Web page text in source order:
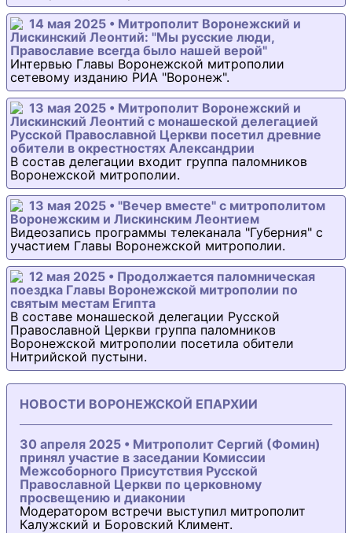
14 мая 2025 • Митрополит Воронежский и
Лискинский Леонтий: "Мы русские люди,
Православие всегда было нашей верой"
Интервью Главы Воронежской митрополии
сетевому изданию РИА "Воронеж".
13 мая 2025 • Митрополит Воронежский и
Лискинский Леонтий с монашеской делегацией
Русской Православной Церкви посетил древние
обители в окрестностях Александрии
В состав делегации входит группа паломников
Воронежской митрополии.
13 мая 2025 • "Вечер вместе" с митрополитом
Воронежским и Лискинским Леонтием
Видеозапись программы телеканала "Губерния" с
участием Главы Воронежской митрополии.
12 мая 2025 • Продолжается паломническая
поездка Главы Воронежской митрополии по
святым местам Египта
В составе монашеской делегации Русской
Православной Церкви группа паломников
Воронежской митрополии посетила обители
Нитрийской пустыни.
НОВОСТИ ВОРОНЕЖСКОЙ ЕПАРХИИ
30 апреля 2025 • Митрополит Сергий (Фомин)
принял участие в заседании Комиссии
Межсоборного Присутствия Русской
Православной Церкви по церковному
просвещению и диаконии
Модератором встречи выступил митрополит
Калужский и Боровский Климент.